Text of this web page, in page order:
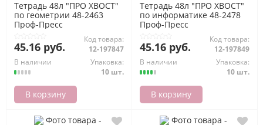
Тетрадь 48л "ПРО ХВОСТ"
по геометрии 48-2463
Проф-Пресс
45.16 руб.
Код товара:
12-197847
В наличии
Упаковка:
10 шт.
В корзину
Тетрадь 48л "ПРО ХВОСТ"
по информатике 48-2478
Проф-Пресс
45.16 руб.
Код товара:
12-197849
В наличии
Упаковка:
10 шт.
В корзину